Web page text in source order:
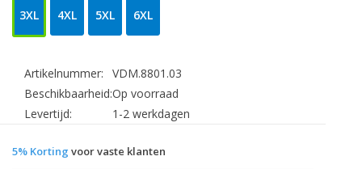
3XL 4XL 5XL 6XL
Artikelnummer:
VDM.8801.03
Beschikbaarheid:Op voorraad
Levertijd:
1-2 werkdagen
5% Korting voor vaste klanten